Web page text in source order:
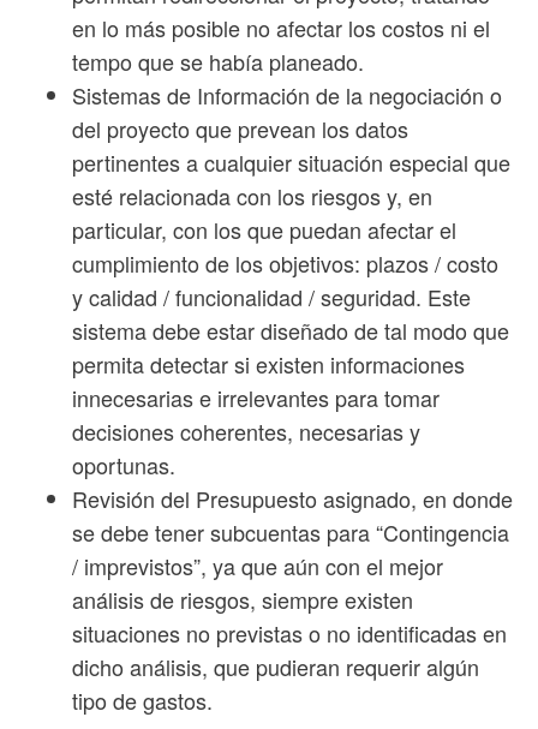
en lo más posible no afectar los costos ni el
tempo que se había planeado.
Sistemas de Información de la negociación o
del proyecto que prevean los datos
pertinentes a cualquier situación especial que
esté relacionada con los riesgos y, en
particular, con los que puedan afectar el
cumplimiento de los objetivos: plazos / costo
y calidad / funcionalidad / seguridad. Este
sistema debe estar diseñado de tal modo que
permita detectar si existen informaciones
innecesarias e irrelevantes para tomar
decisiones coherentes, necesarias y
oportunas.
Revisión del Presupuesto asignado, en donde
se debe tener subcuentas para “Contingencia
/ imprevistos”, ya que aún con el mejor
análisis de riesgos, siempre existen
situaciones no previstas o no identificadas en
dicho análisis, que pudieran requerir algún
tipo de gastos.